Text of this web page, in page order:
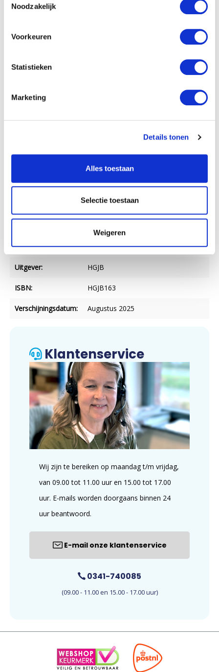
Noodzakelijk
Voorkeuren
Statistieken
Marketing
Details tonen
Alles toestaan
Selectie toestaan
Weigeren
De materialen voor leidinggevenden bieden we online aan
). Log in en
krijg zo eenvoudig toegang tot de bijbehorende filmpjes,
HGJB
Taal: Nederlands
Paperback
NUR-code: 702
Uitgever: HGJB
ISBN: HGJB163
Verschijningsdatum: Augustus 2025
Klantenservice
Wij zijn te bereiken op maandag t/m vrijdag,
van 09.00 tot 11.00 uur en 15.00 tot 17.00
uur. E-mails worden doorgaans binnen 24
uur beantwoord.
E-mail onze klantenservice
0341-740085
(09.00 - 11.00 en 15.00 - 17.00 uur)